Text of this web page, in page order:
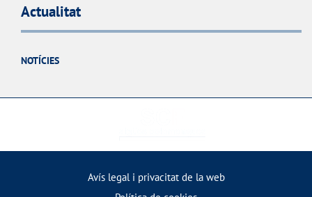
Actualitat
NOTÍCIES
Avís legal i privacitat de la web